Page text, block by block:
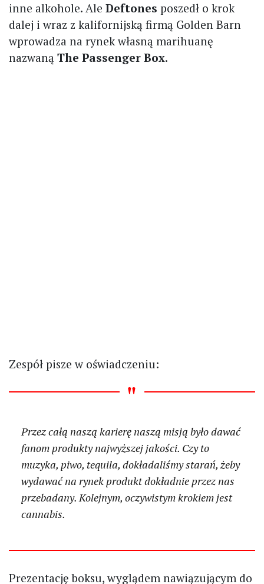
inne alkohole. Ale Deftones poszedł o krok
dalej i wraz z kalifornijską firmą Golden Barn
wprowadza na rynek własną marihuanę
nazwaną The Passenger Box.
Zespół pisze w oświadczeniu:
Przez całą naszą karierę naszą misją było dawać
fanom produkty najwyższej jakości. Czy to
muzyka, piwo, tequila, dokładaliśmy starań, żeby
wydawać na rynek produkt dokładnie przez nas
przebadany. Kolejnym, oczywistym krokiem jest
cannabis.
Prezentację boksu, wyglądem nawiązującym do